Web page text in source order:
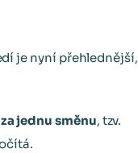
je nyní přehlednější,
jednu směnu, tzv.